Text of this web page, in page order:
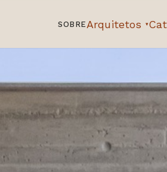
SOBRE Arquitetos ▾